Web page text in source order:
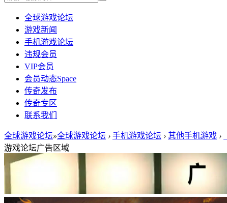
全球游戏论坛
游戏新闻
手机游戏论坛
违规会员
VIP会员
会员动态Space
传奇发布
传奇专区
联系我们
全球游戏论坛»全球游戏论坛 › 手机游戏论坛 › 其他手机游戏 ›
游戏论坛广告区域